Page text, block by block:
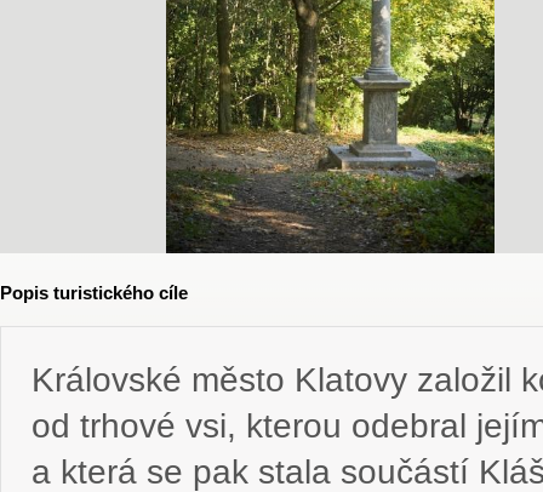
Popis turistického cíle
Královské město Klatovy založil
od trhové vsi, kterou odebral
a která se pak stala součástí